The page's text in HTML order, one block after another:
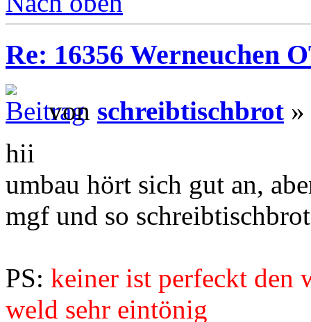
Re: 16356 Werneuchen
von schreibtischbrot
hii
umbau hört sich gut an,
mgf und so schreibtischbrot
PS: keiner ist perfeckt den
weld sehr eintönig